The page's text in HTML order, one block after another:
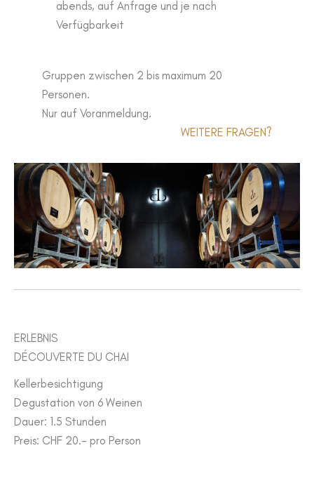
abends, auf Anfrage und je nach
Verfügbarkeit
Gruppen zwischen 2 bis maximum 20
Personen.
Nur auf Voranmeldung.
WEITERE FRAGEN?
ERLEBNIS
DÉCOUVERTE DU CHAI
Kellerbesichtigung
Degustation von 6 Weinen
Dauer: 1.5 Stunden
Preis: CHF 20.- pro Person